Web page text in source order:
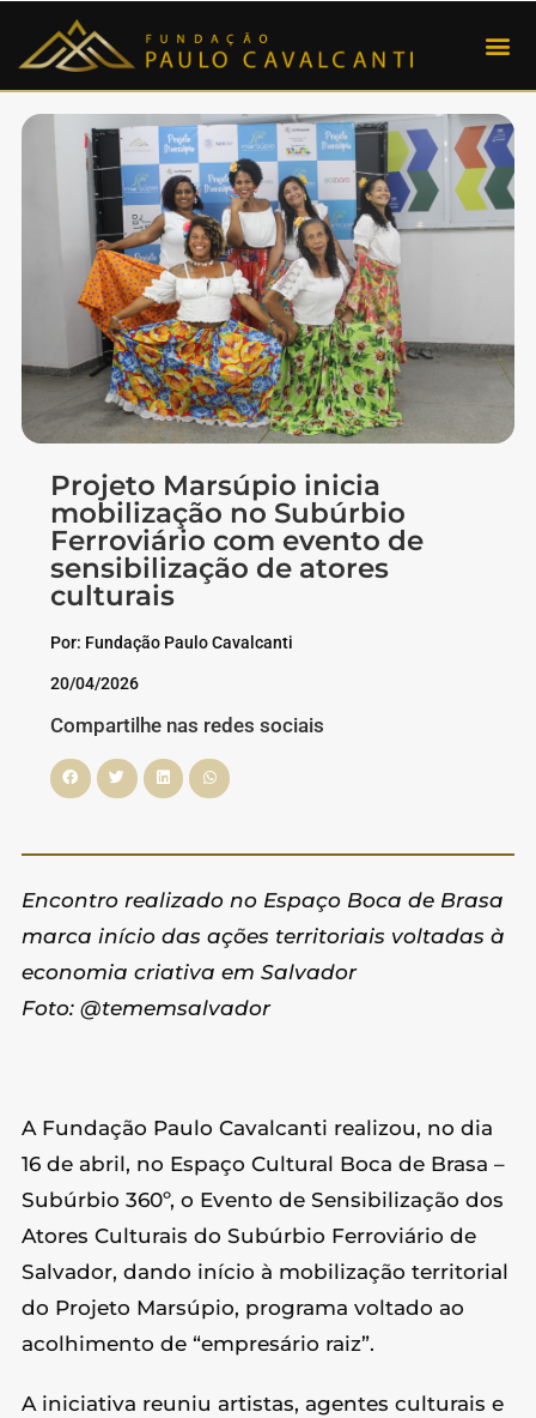
Projeto Marsúpio inicia
mobilização no Subúrbio
Ferroviário com evento de
sensibilização de atores
culturais
Por: Fundação Paulo Cavalcanti
20/04/2026
Compartilhe nas redes sociais
Encontro realizado no Espaço Boca de Brasa
marca início das ações territoriais voltadas à
economia criativa em Salvador
Foto: @tememsalvador
A Fundação Paulo Cavalcanti realizou, no dia
16 de abril, no Espaço Cultural Boca de Brasa –
Subúrbio 360º, o Evento de Sensibilização dos
Atores Culturais do Subúrbio Ferroviário de
Salvador, dando início à mobilização territorial
do Projeto Marsúpio, programa voltado ao
acolhimento de “empresário raiz”.
A iniciativa reuniu artistas, agentes culturais e